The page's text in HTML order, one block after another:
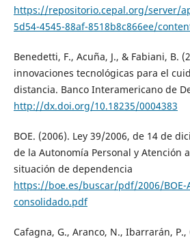
https://repositorio.cepal.org/server/
5d54-4545-88af-8518b8c866ee/
Benedetti, F., Acuña, J., & Fabiani, B.
innovaciones tecnológicas para el
distancia. Banco Interamericano de
http://dx.doi.org/10.18235/0004383
BOE. (2006). Ley 39/2006, de 14 de
de la Autonomía Personal y Atención
situación de dependencia
https://boe.es/buscar/pdf/2006/BOE-
consolidado.pdf
Cafagna, G., Aranco, N., Ibarrarán, P.,